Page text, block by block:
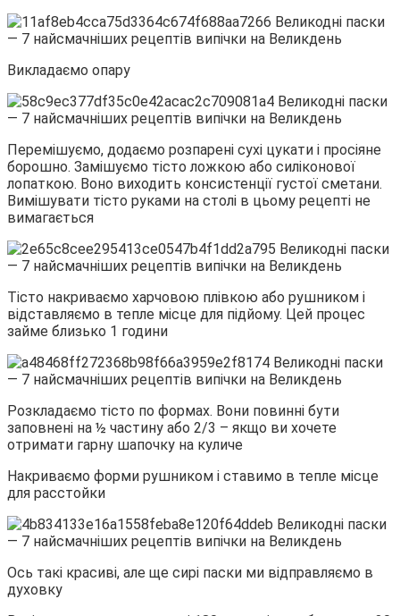
Викладаємо опару
Перемішуємо, додаємо розпарені сухі цукати і просіяне
борошно. Замішуємо тісто ложкою або силіконової
лопаткою. Воно виходить консистенції густої сметани.
Вимішувати тісто руками на столі в цьому рецепті не
вимагається
Тісто накриваємо харчовою плівкою або рушником і
відставляємо в тепле місце для підйому. Цей процес
займе близько 1 години
Розкладаємо тісто по формах. Вони повинні бути
заповнені на ½ частину або 2/3 – якщо ви хочете
отримати гарну шапочку на куличе
Накриваємо форми рушником і ставимо в тепле місце
для расстойки
Ось такі красиві, але ще сирі паски ми відправляємо в
духовку